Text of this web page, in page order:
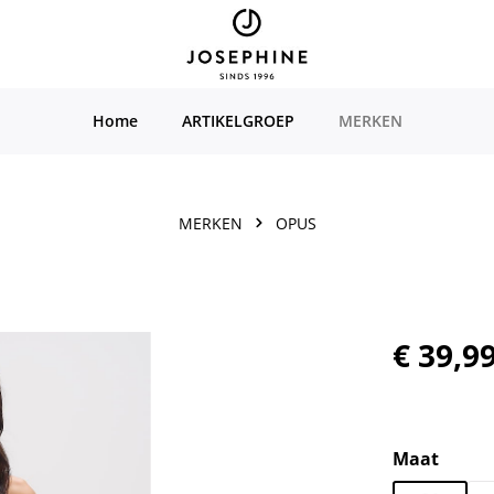
Home ARTIKELGROEP MERKEN
MERKEN OPUS
Normale prijs:
€
Selecteer
Maat